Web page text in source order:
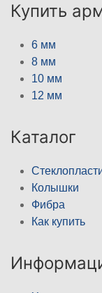
Купить
6 мм
8 мм
10 мм
12 мм
Каталог
Колышки
Фибра
Как купить